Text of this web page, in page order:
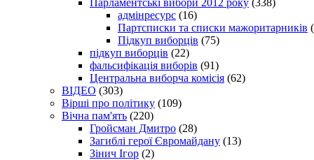
адмінресурс (16)
Партсписки та списки мажоритарників
Підкуп виборців (75)
підкуп виборців (22)
фальсифікація виборів (91)
Центральна виборча комісія (62)
ВІДЕО (303)
Вірші про політику (109)
Вічна пам'ять (220)
Гройсман Дмитро (28)
Загиблі герої Євромайдану (13)
Зінич Ігор (2)